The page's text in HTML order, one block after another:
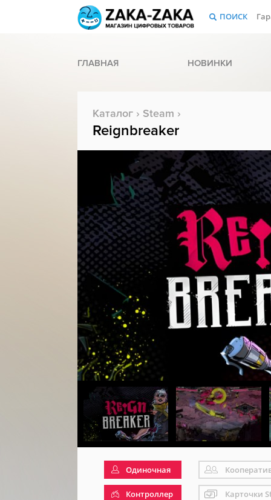
ПОИСК
ГЛАВНАЯ НОВИНКИ
Каталог › Steam ›
Reignbreaker
Одиночная
Контроллер Карточки